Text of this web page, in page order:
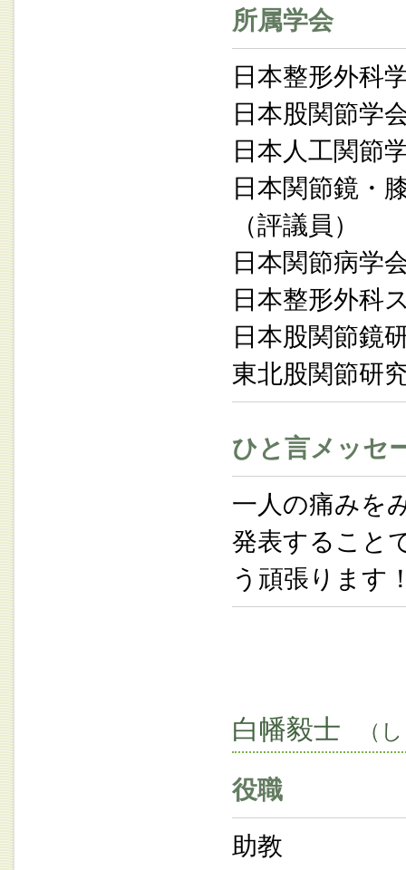
所属学会
日本整形外科
日本股関節学
日本人工関節
日本関節鏡・
（評議員）
日本関節病学
日本整形外科
日本股関節鏡
東北股関節研
ひと言メッセ
一人の痛みを
発表すること
う頑張ります
白幡毅士 （
役職
助教